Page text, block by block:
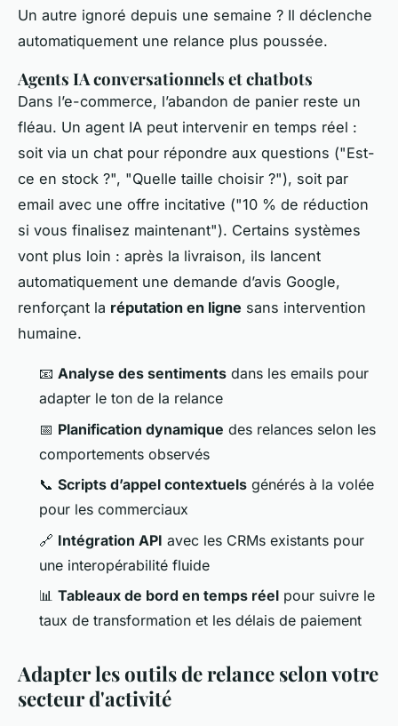
Un autre ignoré depuis une semaine ? Il déclenche
automatiquement une relance plus poussée.
Agents IA conversationnels et chatbots
Dans l’e-commerce, l’abandon de panier reste un
fléau. Un agent IA peut intervenir en temps réel :
soit via un chat pour répondre aux questions ("Est-
ce en stock ?", "Quelle taille choisir ?"), soit par
email avec une offre incitative ("10 % de réduction
si vous finalisez maintenant"). Certains systèmes
vont plus loin : après la livraison, ils lancent
automatiquement une demande d’avis Google,
renforçant la réputation en ligne sans intervention
humaine.
📧 Analyse des sentiments dans les emails pour
adapter le ton de la relance
📅 Planification dynamique des relances selon les
comportements observés
📞 Scripts d’appel contextuels générés à la volée
pour les commerciaux
🔗 Intégration API avec les CRMs existants pour
une interopérabilité fluide
📊 Tableaux de bord en temps réel pour suivre le
taux de transformation et les délais de paiement
Adapter les outils de relance selon votre
secteur d'activité